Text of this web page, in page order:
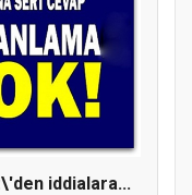
iddialara...